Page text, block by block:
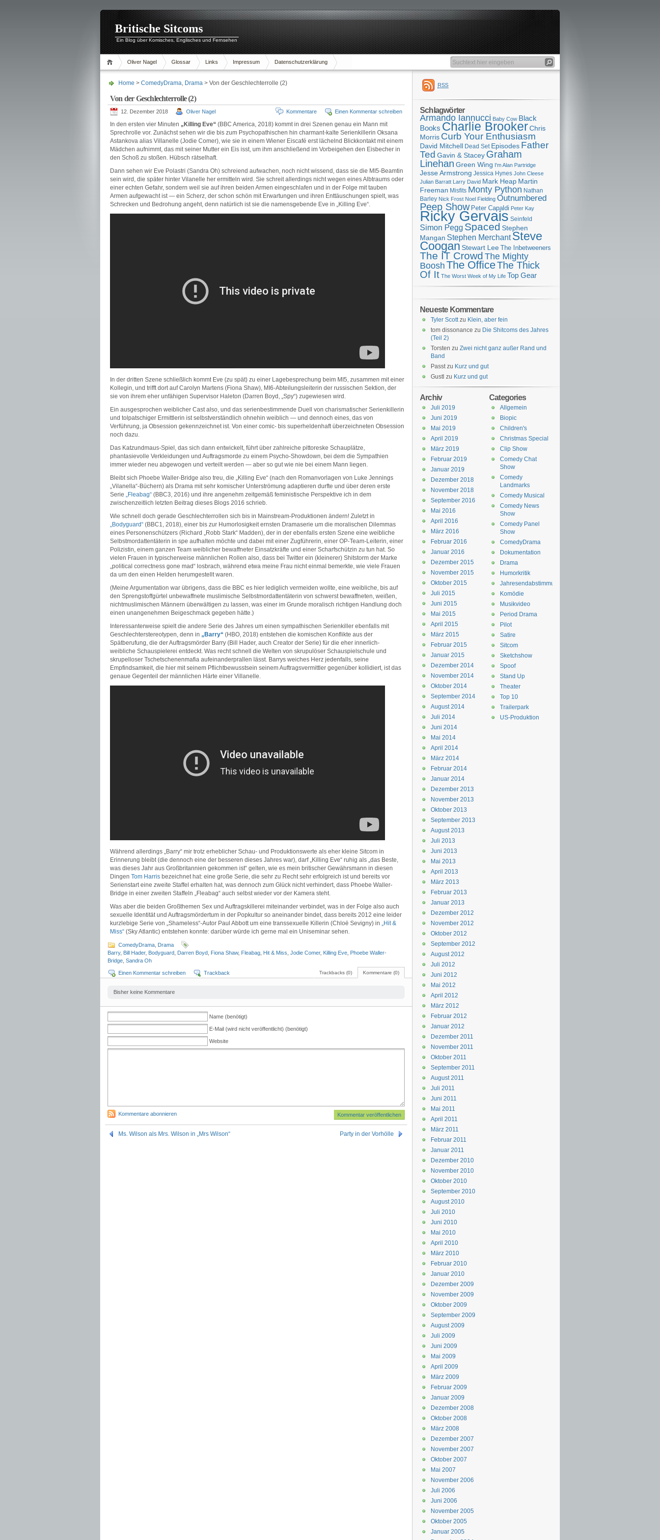
Britische Sitcoms
Ein Blog über Komisches, Englisches und Fernsehen
Oliver Nagel Glossar Links Impressum Datenschutzerklärung
Home > ComedyDrama, Drama > Von der Geschlechterrolle (2)
Von der Geschlechterrolle (2)
12. Dezember 2018 Oliver Nagel Einen Kommentar schreiben
Kommentare
In den ersten vier Minuten „Killing Eve“ (BBC America, 2018) kommt in drei Szenen genau ein Mann mit
Sprechrolle vor. Zunächst sehen wir die bis zum Psychopathischen hin charmant-kalte Serienkillerin Oksana
Astankova alias Villanelle (Jodie Comer), wie sie in einem Wiener Eiscafé erst lächelnd Blickkontakt mit einem
Mädchen aufnimmt, das mit seiner Mutter ein Eis isst, um ihm anschließend im Vorbeigehen den Eisbecher in
den Schoß zu stoßen. Hübsch rätselhaft.
Dann sehen wir Eve Polastri (Sandra Oh) schreiend aufwachen, noch nicht wissend, dass sie die MI5-Beamtin
sein wird, die später hinter Vilanelle her ermitteln wird. Sie schreit allerdings nicht wegen eines Albtraums oder
einer echten Gefahr, sondern weil sie auf ihren beiden Armen eingeschlafen und in der Folge mit tauben
Armen aufgewacht ist — ein Scherz, der schon schön mit Erwartungen und ihren Enttäuschungen spielt, was
Schrecken und Bedrohung angeht, denn natürlich ist sie die namensgebende Eve in „Killing Eve“.
In der dritten Szene schließlich kommt Eve (zu spät) zu einer Lagebesprechung beim MI5, zusammen mit einer
Kollegin, und trifft dort auf Carolyn Martens (Fiona Shaw), MI6-Abteilungsleiterin der russischen Sektion, der
sie von ihrem eher unfähigen Supervisor Haleton (Darren Boyd, „Spy“) zugewiesen wird.
Ein ausgesprochen weiblicher Cast also, und das serienbestimmende Duell von charismatischer Serienkillerin
und tolpatschiger Ermittlerin ist selbstverständlich ohnehin weiblich — und dennoch eines, das von
Verführung, ja Obsession gekennzeichnet ist. Von einer comic- bis superheldenhaft überzeichneten Obsession
noch dazu.
Das Katzundmaus-Spiel, das sich dann entwickelt, führt über zahlreiche pittoreske Schauplätze,
phantasievolle Verkleidungen und Auftragsmorde zu einem Psycho-Showdown, bei dem die Sympathien
immer wieder neu abgewogen und verteilt werden — aber so gut wie nie bei einem Mann liegen.
Bleibt sich Phoebe Waller-Bridge also treu, die „Killing Eve“ (nach den Romanvorlagen von Luke Jennings
„Vilanella“-Büchern) als Drama mit sehr komischer Unterströmung adaptieren durfte und über deren erste
Serie „Fleabag“ (BBC3, 2016) und ihre angenehm zeitgemäß feministische Perspektive ich in dem
zwischenzeitlich letzten Beitrag dieses Blogs 2016 schrieb.
Wie schnell doch gerade Geschlechterrollen sich bis in Mainstream-Produktionen ändern! Zuletzt in
„Bodyguard“ (BBC1, 2018), einer bis zur Humorlosigkeit ernsten Dramaserie um die moralischen Dilemmas
eines Personenschützers (Richard „Robb Stark“ Madden), der in der ebenfalls ersten Szene eine weibliche
Selbstmordattentäterin in spe aufhalten möchte und dabei mit einer Zugführerin, einer OP-Team-Leiterin, einer
Polizistin, einem ganzen Team weiblicher bewaffneter Einsatzkräfte und einer Scharfschützin zu tun hat. So
vielen Frauen in typischerweise männlichen Rollen also, dass bei Twitter ein (kleinerer) Shitstorm der Marke
„political correctness gone mad“ losbrach, während etwa meine Frau nicht einmal bemerkte, wie viele Frauen
da um den einen Helden herumgestellt waren.
(Meine Argumentation war übrigens, dass die BBC es hier lediglich vermeiden wollte, eine weibliche, bis auf
den Sprengstoffgürtel unbewaffnete muslimische Selbstmordattentäterin von schwerst bewaffneten, weißen,
nichtmuslimischen Männern überwältigen zu lassen, was einer im Grunde moralisch richtigen Handlung doch
einen unangenehmen Beigeschmack gegeben hätte.)
Interessanterweise spielt die andere Serie des Jahres um einen sympathischen Serienkiller ebenfalls mit
Geschlechterstereotypen, denn in „Barry“ (HBO, 2018) entstehen die komischen Konflikte aus der
Spätberufung, die der Auftragsmörder Barry (Bill Hader, auch Creator der Serie) für die eher innerlich-
weibliche Schauspielerei entdeckt. Was recht schnell die Welten von skrupulöser Schauspielschule und
skrupelloser Tschetschenenmafia aufeinanderprallen lässt. Barrys weiches Herz jedenfalls, seine
Empfindsamkeit, die hier mit seinem Pflichtbewusstsein seinem Auftragsvermittler gegenüber kollidiert, ist das
genaue Gegenteil der männlichen Härte einer Villanelle.
Während allerdings „Barry“ mir trotz erheblicher Schau- und Produktionswerte als eher kleine Sitcom in
Erinnerung bleibt (die dennoch eine der besseren dieses Jahres war), darf „Killing Eve“ ruhig als „das Beste,
was dieses Jahr aus Großbritannien gekommen ist“ gelten, wie es mein britischer Gewährsmann in diesen
Dingen Tom Harris bezeichnet hat: eine große Serie, die sehr zu Recht sehr erfolgreich ist und bereits vor
Serienstart eine zweite Staffel erhalten hat, was dennoch zum Glück nicht verhindert, dass Phoebe Waller-
Bridge in einer zweiten Staffeln „Fleabag“ auch selbst wieder vor der Kamera steht.
Was aber die beiden Großthemen Sex und Auftragskillerei miteinander verbindet, was in der Folge also auch
sexuelle Identität und Auftragsmördertum in der Popkultur so aneinander bindet, dass bereits 2012 eine leider
kurzlebige Serie von „Shameless“-Autor Paul Abbott um eine transsexuelle Killerin (Chloë Sevigny) in „Hit &
Miss“ (Sky Atlantic) entstehen konnte: darüber würde ich gerne mal ein Uniseminar sehen.
ComedyDrama Drama
Barry, Bill Hader, Bodyguard Darren Boyd Fiona Shaw, Fleabag Hit & Miss Jodie Comer, Killing Eve Phoebe Waller-
Bridge Sandra Oh
Kommentare (0)
Trackbacks (0)
Einen Kommentar schreiben Trackback
Bisher keine Kommentare
Name (benötigt)
E-Mail (wird nicht veröffentlicht) (benötigt)
Website
Kommentare abonnieren
Ms. Wilson als Mrs. Wilson in „Mrs Wilson“ Party in der Vorhölle
RSS
Schlagwörter
Armando Iannucci Baby Cow Black
Books Charlie BrookerChris
Morris Curb Your Enthusiasm
David Mitchell Dead Set Episodes Father
Ted Gavin & Stacey Graham
Linehan Green Wing I'm Alan Partridge
Jesse Armstrong Jessica Hynes John Cleese
Julian Barratt Larry David Mark Heap Martin
Freeman Misfits Monty Python Nathan
Barley Nick Frost Noel Fielding Outnumbered
Peep Show Peter Capaldi Peter Kay
Ricky Gervais Seinfeld
Simon Pegg Spaced Stephen
Mangan Stephen Merchant Steve
CooganStewart Lee The Inbetweeners
The IT Crowd The Mighty
Boosh The OfficeThe Thick
Of It The Worst Week of My Life Top Gear
Neueste Kommentare
Tyler Scottzu Klein, aber fein
tom dissonance zu Die Shitcoms des Jahres
(Teil 2)
Torsten zu Zwei nicht ganz außer Rand und
Band
Passtzu Kurz und gut
Gustl zu Kurz und gut
Categories
Allgemein
Biopic
Children's
Christmas Special
Clip Show
Comedy Chat
Show
Comedy
Landmarks
Comedy Musical
Comedy News
Show
Comedy Panel
Show
ComedyDrama
Dokumentation
Drama
Humorkritik
Jahresendabstimmung
Komödie
Musikvideo
Period Drama
Pilot
Satire
Sitcom
Sketchshow
Spoof
Stand Up
Theater
Top 10
Trailerpark
US-Produktion
Archiv
Juli 2019
Juni 2019
Mai 2019
April 2019
März 2019
Februar 2019
Januar 2019
Dezember 2018
November 2018
September 2016
Mai 2016
April 2016
März 2016
Februar 2016
Januar 2016
Dezember 2015
November 2015
Oktober 2015
Juli 2015
Juni 2015
Mai 2015
April 2015
März 2015
Februar 2015
Januar 2015
Dezember 2014
November 2014
Oktober 2014
September 2014
August 2014
Juli 2014
Juni 2014
Mai 2014
April 2014
März 2014
Februar 2014
Januar 2014
Dezember 2013
November 2013
Oktober 2013
September 2013
August 2013
Juli 2013
Juni 2013
Mai 2013
April 2013
März 2013
Februar 2013
Januar 2013
Dezember 2012
November 2012
Oktober 2012
September 2012
August 2012
Juli 2012
Juni 2012
Mai 2012
April 2012
März 2012
Februar 2012
Januar 2012
Dezember 2011
November 2011
Oktober 2011
September 2011
August 2011
Juli 2011
Juni 2011
Mai 2011
April 2011
März 2011
Februar 2011
Januar 2011
Dezember 2010
November 2010
Oktober 2010
September 2010
August 2010
Juli 2010
Juni 2010
Mai 2010
April 2010
März 2010
Februar 2010
Januar 2010
Dezember 2009
November 2009
Oktober 2009
September 2009
August 2009
Juli 2009
Juni 2009
Mai 2009
April 2009
März 2009
Februar 2009
Januar 2009
Dezember 2008
Oktober 2008
März 2008
Dezember 2007
November 2007
Oktober 2007
Mai 2007
November 2006
Juli 2006
Juni 2006
November 2005
Oktober 2005
Januar 2005